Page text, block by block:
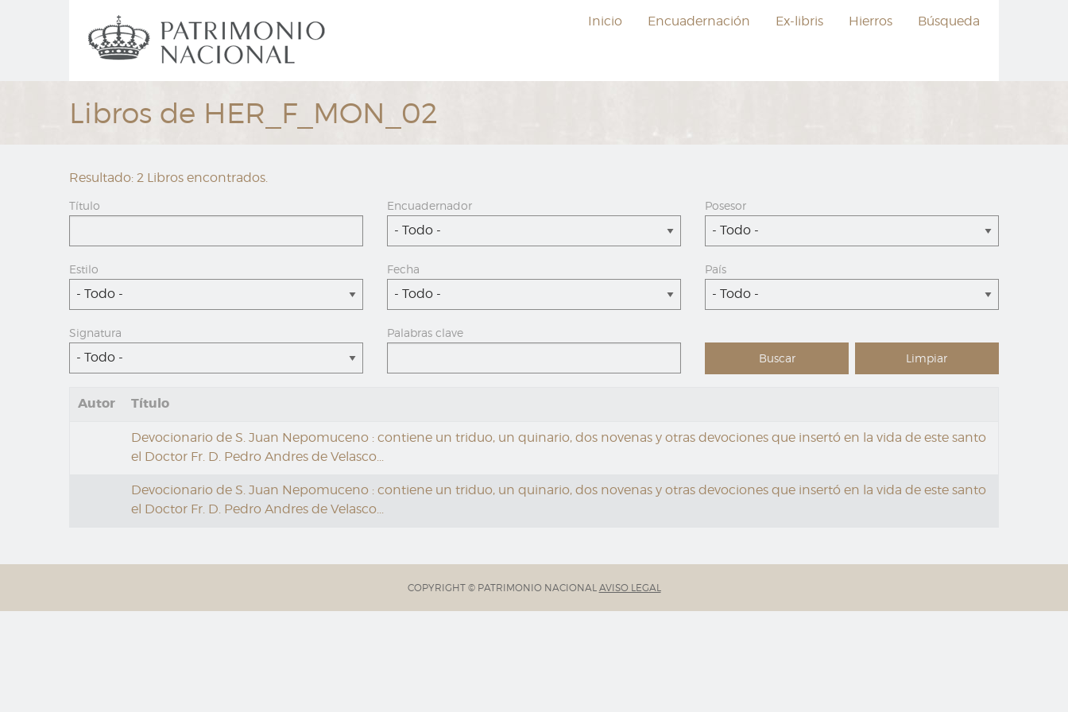
Navegación
principal
Inicio Encuadernación Ex-libris Hierros Búsqueda
Libros de HER_F_MON_02
Resultado: 2 Libros encontrados.
Título Encuadernador
- Todo -
Posesor
- Todo -
Estilo
- Todo -
Fecha
- Todo -
País
- Todo -
Signatura
- Todo -
Palabras clave
Autor Título
Devocionario de S. Juan Nepomuceno : contiene un triduo, un quinario, dos novenas y otras devociones que insertó en la vida de este santo
el Doctor Fr. D. Pedro Andres de Velasco...
Devocionario de S. Juan Nepomuceno : contiene un triduo, un quinario, dos novenas y otras devociones que insertó en la vida de este santo
el Doctor Fr. D. Pedro Andres de Velasco...
COPYRIGHT © PATRIMONIO NACIONAL AVISO LEGAL